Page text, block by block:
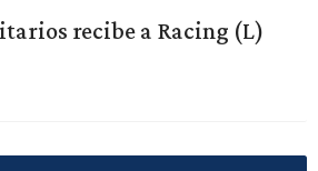
recibe a Racing (L)